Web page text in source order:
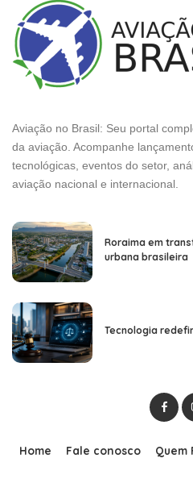
Aviação no Brasil: Seu portal
da aviação. Acompanhe
tecnológicas, eventos do setor,
aviação nacional e internacional.
Roraima em
urbana brasileira
Tecnologia
Home Fale conosco Quem